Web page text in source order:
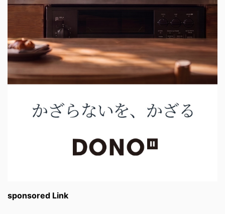
sponsored Link